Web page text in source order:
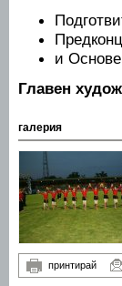
и
Главен
галерия
принтирай